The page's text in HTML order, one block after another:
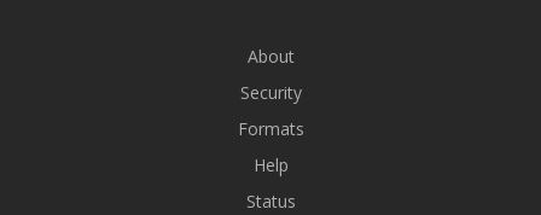
About
Security
Formats
Help
Status